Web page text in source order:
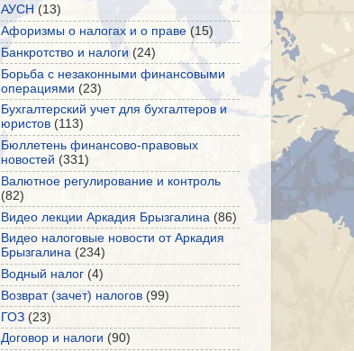
АУСН (13)
Афоризмы о налогах и о праве (15)
Банкротство и налоги (24)
Борьба с незаконными финансовыми
операциями (23)
Бухгалтерский учет для бухгалтеров и
юристов (113)
Бюллетень финансово-правовых
новостей (331)
Валютное регулирование и контроль
(82)
Видео лекции Аркадия Брызгалина (86)
Видео налоговые новости от Аркадия
Брызгалина (234)
Водный налог (4)
Возврат (зачет) налогов (99)
ГОЗ (23)
Договор и налоги (90)